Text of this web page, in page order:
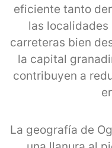
eficiente tanto
las
carreteras bien
la capital
contribuyen a
La geografía de